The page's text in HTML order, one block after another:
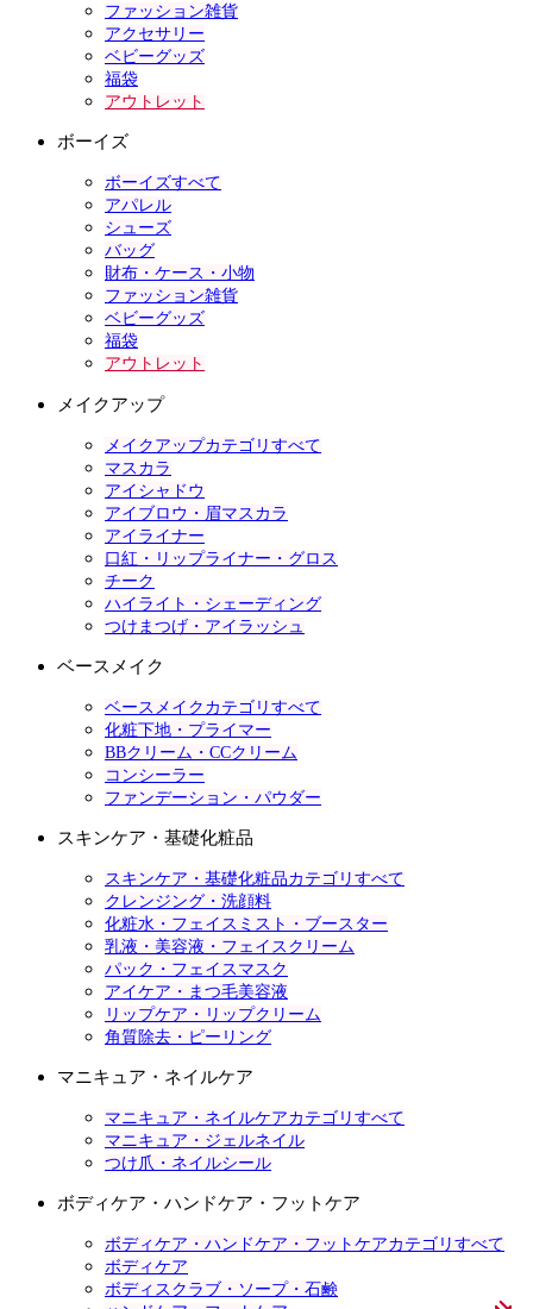
ファッション雑貨
アクセサリー
ベビーグッズ
福袋
アウトレット
ボーイズ
ボーイズすべて
アパレル
シューズ
バッグ
財布・ケース・小物
ファッション雑貨
ベビーグッズ
福袋
アウトレット
メイクアップ
メイクアップカテゴリすべて
マスカラ
アイシャドウ
アイブロウ・眉マスカラ
アイライナー
口紅・リップライナー・グロス
チーク
ハイライト・シェーディング
つけまつげ・アイラッシュ
ベースメイク
ベースメイクカテゴリすべて
化粧下地・プライマー
BBクリーム・CCクリーム
コンシーラー
ファンデーション・パウダー
スキンケア・基礎化粧品
スキンケア・基礎化粧品カテゴリすべて
クレンジング・洗顔料
化粧水・フェイスミスト・ブースター
乳液・美容液・フェイスクリーム
パック・フェイスマスク
アイケア・まつ毛美容液
リップケア・リップクリーム
角質除去・ピーリング
マニキュア・ネイルケア
マニキュア・ネイルケアカテゴリすべて
マニキュア・ジェルネイル
つけ爪・ネイルシール
ボディケア・ハンドケア・フットケア
ボディケア・ハンドケア・フットケアカテゴリすべて
ボディケア
ボディスクラブ・ソープ・石鹸